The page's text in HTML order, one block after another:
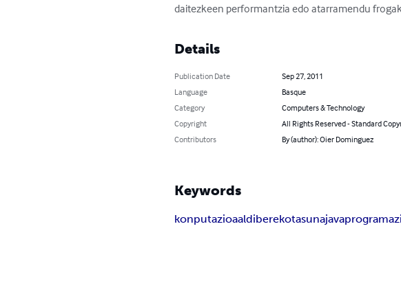
daitezkeen performantzia edo atarramendu
Details
Publication Date
Sep 27, 2011
Language
Basque
Category
Computers & Technology
Copyright
All Rights Reserved - Standard
Contributors
By (author): Oier Dominguez
Keywords
konputazioaaldiberekotasunajava